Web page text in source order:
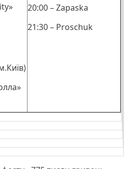
20:00 – Zapaska
21:30 – Proschuk